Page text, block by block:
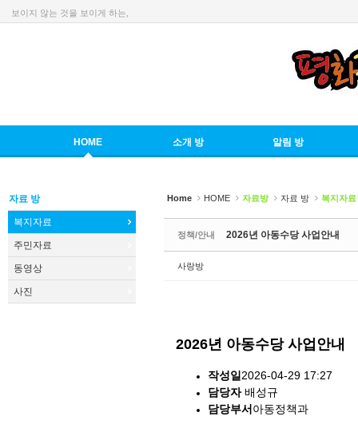
보이지 않는 것을 보이게 하는,
HOME 소개 방 알림 방
자료 방
복지자료
주민자료
동영상
사진
Home HOME 자료방 자료 방 복지자료
정책/안내 2026년 아동수당 사업안내
사랑방
2026년 아동수당 사업안내
작성일 2026-04-29 17:27
담당자배성규
담당부서 아동정책과
Sketchbook5, 스케치북5